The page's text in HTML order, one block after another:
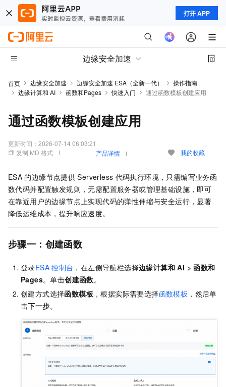
打开 APP
边缘安全加速
首页 边缘安全加速 边缘安全加速 ESA（全新一代）
操作指南
边缘计算和 AI
函数和Pages 快速入门 通过函数模板创建应用
通过函数模板创建应用
更新时间： 2026-07-14 06:03:21
复制 MD 格式
产品详情 我的收藏
ESA 的边缘节点提供 Serverless 代码执行环境，只需编写业务函
数代码并配置触发规则，无需配置服务器或管理基础设施，即可
在靠近用户的边缘节点上实现代码的弹性伸缩与安全运行，显著
降低运维成本，提升响应速度。
步骤一：创建函数
登录ESA 控制台 ，在左侧导航栏选择边缘计算和 AI >函数和
Pages。单击创建函数。
创建方式选择函数模板 ，根据实际需要选择函数模板 ，然后单
击下一步。